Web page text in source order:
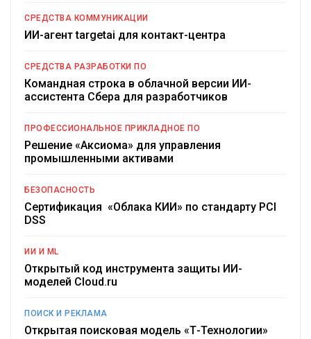
СРЕДСТВА КОММУНИКАЦИИ
ИИ-агент targetai для контакт-центра
СРЕДСТВА РАЗРАБОТКИ ПО
Командная строка в облачной версии ИИ-
ассистента Сбера для разработчиков
ПРОФЕССИОНАЛЬНОЕ ПРИКЛАДНОЕ ПО
Решение «Аксиома» для управления
промышленными активами
БЕЗОПАСНОСТЬ
Сертификация «Облака КИИ» по стандарту PCI
DSS
ИИ И ML
Открытый код инструмента защиты ИИ-
моделей Cloud.ru
ПОИСК И РЕКЛАМА
Открытая поисковая модель «Т-Технологии»